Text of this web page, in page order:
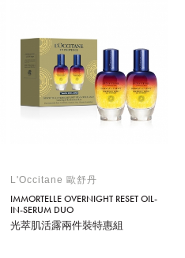
L'Occitane 歐舒丹
IMMORTELLE OVERNIGHT RESET OIL-
IN-SERUM DUO
光萃肌活露兩件裝特惠組